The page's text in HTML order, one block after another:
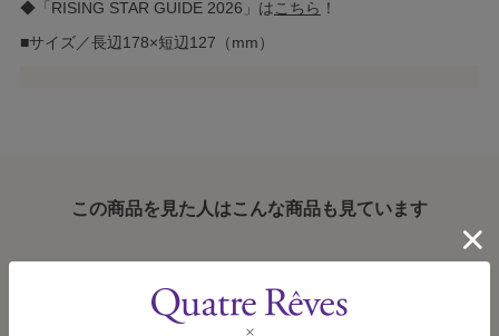
◆「RISING STAR GUIDE 2026」は こちら ！
■サイズ／長辺178×短辺127（mm）
この商品を見た人はこんな商品も見ています